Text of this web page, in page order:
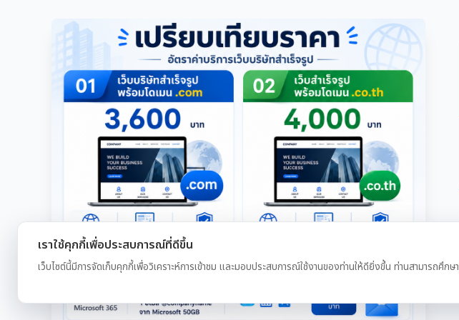
เราใช้คุกกี้เพื่อประสบการณ์ที่ดีขึ้น
เว็บไซต์นี้มีการจัดเก็บคุกกี้เพื่อวิเคราะห์การเข้าชม และมอบประสบการณ์ใช้งานของท่านให้ดียิ่งขึ้น ท่านสามารถศึกษา